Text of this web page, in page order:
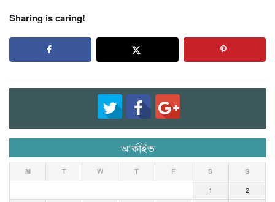
Sharing is caring!
আর্কাইভ
M T W T F S S
1
2